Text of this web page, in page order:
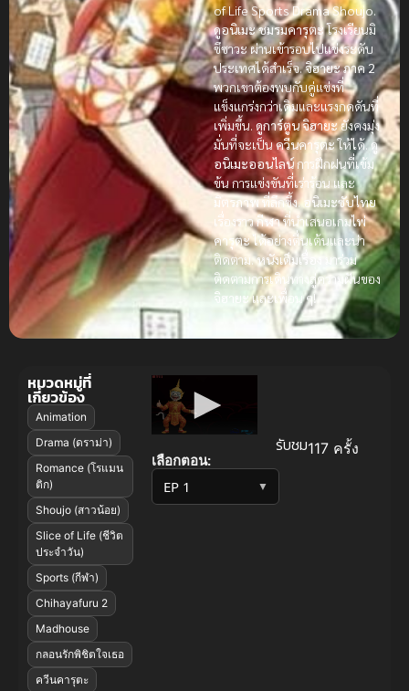
of Life Sports Drama Shoujo.
ดูอนิเมะชมรมคารุตะโรงเรียนมิ
ซึซาวะ ผ่านเข้ารอบไปแข่งระดับ
ประเทศได้สำเร็จ.จิฮายะ ภาค 2
พวกเขาต้องพบกับคู่แข่งที่
แข็งแกร่งกว่าเดิมและแรงกดดันที่
เพิ่มขึ้น.ดูการ์ตูนจิฮายะยังคงมุ่ง
มั่นที่จะเป็นควีนคารุตะให้ได้.ดู
อนิเมะออนไลน์การฝึกฝนที่เข้ม
ข้น การแข่งขันที่เร่าร้อน และ
มิตรภาพที่ลึกซึ้ง.อนิเมะซับไทย
เรื่องราวกีฬาที่นำเสนอเกมไพ่
คารุตะได้อย่างตื่นเต้นและน่า
ติดตาม.หนังเต็มเรื่อง มาร่วม
ติดตามการเดินทางสู่ความฝันของ
จิฮายะและเพื่อน ๆ!
เลือกตอน:
▼
รับชม117 ครั้ง
หมวดหมู่ที่
เกี่ยวข้อง
Animation
Drama (ดราม่า)
Romance (โรแมน
ติก)
Shoujo (สาวน้อย)
Slice of Life (ชีวิต
ประจำวัน)
Sports (กีฬา)
Chihayafuru 2
Madhouse
กลอนรักพิชิตใจเธอ
ควีนคารุตะ